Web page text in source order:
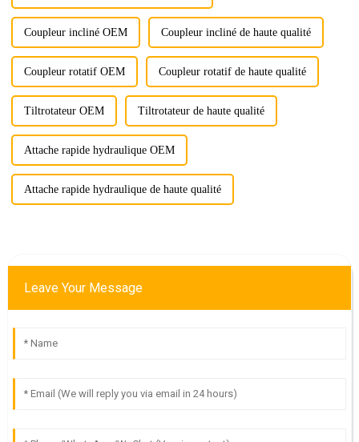
Coupleur incliné OEM Coupleur incliné de haute qualité
Coupleur rotatif OEM Coupleur rotatif de haute qualité
Tiltrotateur OEM Tiltrotateur de haute qualité
Attache rapide hydraulique OEM
Attache rapide hydraulique de haute qualité
Leave Your Message